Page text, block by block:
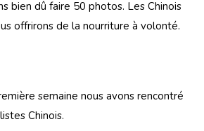
bien dû faire 50 photos. Les Chinois
offrirons de la nourriture à volonté.
semaine nous avons rencontré
Chinois.